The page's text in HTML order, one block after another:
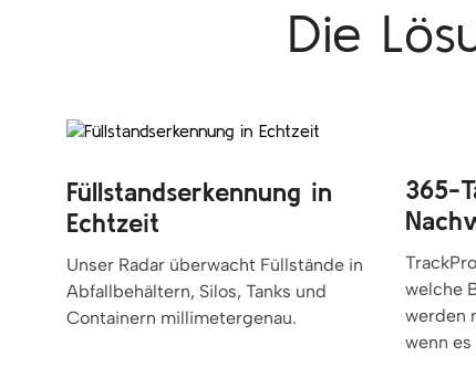
Die
Füllstandserkennung in
Echtzeit
Unser Radar überwacht Füllstände in
Abfallbehältern, Silos, Tanks und
Containern millimetergenau.
365-
welche
werden
wenn